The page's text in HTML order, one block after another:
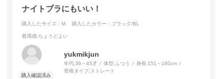
ナイトブラにもいい！
購入したサイズ：M 購入したカラー：ブラック/BL
着用感:ちょうどよい
yukmikjun
年代:36～45才 体型: ふつう 身長:151～160cm
骨格タイプ: ストレート